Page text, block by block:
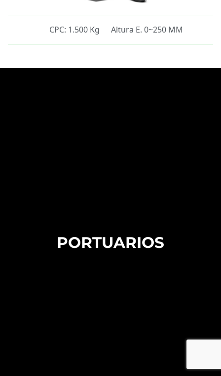
CPC: 1.500 Kg Altura E. 0~250 MM
PORTUARIOS